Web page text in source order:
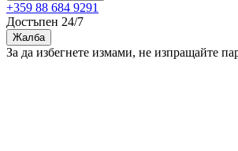
+359 88 684 9291
Достъпен 24/7
Жалба
За да избегнете измами, не изпращайте